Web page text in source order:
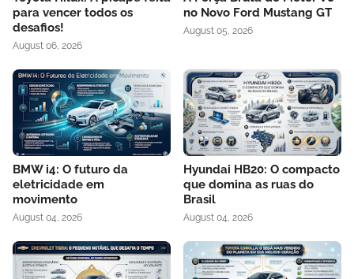
para vencer todos os
desafios!
August 06, 2026
no Novo Ford Mustang GT
August 05, 2026
BMW i4: O futuro da
eletricidade em
movimento
August 04, 2026
Hyundai HB20: O compacto
que domina as ruas do
Brasil
August 04, 2026